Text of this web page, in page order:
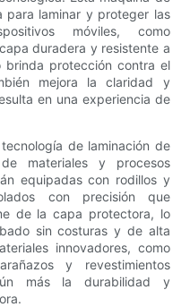
para laminar y proteger las
móviles, como
duradera y resistente a
brinda protección contra el
mejora la claridad y
en una experiencia de
de laminación de
materiales y procesos
equipadas con rodillos y
con precisión que
de la capa protectora, lo
sin costuras y de alta
innovadores, como
y revestimientos
más la durabilidad y